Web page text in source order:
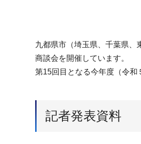
九都県市（埼玉県、千葉県、
商談会を開催しています。
第15回目となる今年度（令和
記者発表資料